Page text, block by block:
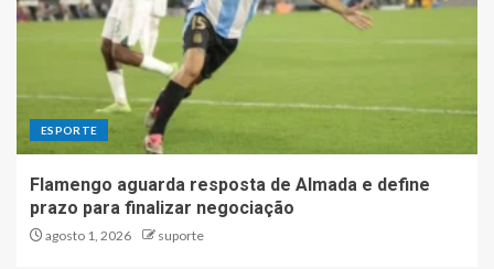
ESPORTE
Flamengo aguarda resposta de Almada e define
prazo para finalizar negociação
agosto 1, 2026 suporte